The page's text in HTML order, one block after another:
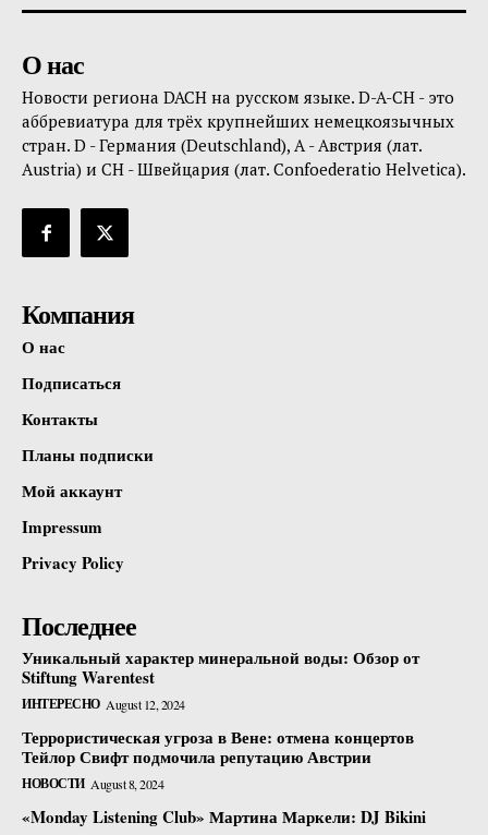
О нас
Новости региона DACH на русском языке. D-A-CH - это
аббревиатура для трёх крупнейших немецкоязычных
стран. D - Германия (Deutschland), A - Австрия (лат.
Austria) и CH - Швейцария (лат. Confoederatio Helvetica).
Компания
О нас
Подписаться
Контакты
Планы подписки
Мой аккаунт
Impressum
Privacy Policy
Последнее
Уникальный характер минеральной воды: Обзор от
Stiftung Warentest
ИНТЕРЕСНО August 12, 2024
Террористическая угроза в Вене: отмена концертов
Тейлор Свифт подмочила репутацию Австрии
НОВОСТИ August 8, 2024
«Monday Listening Club» Мартина Маркели: DJ Bikini